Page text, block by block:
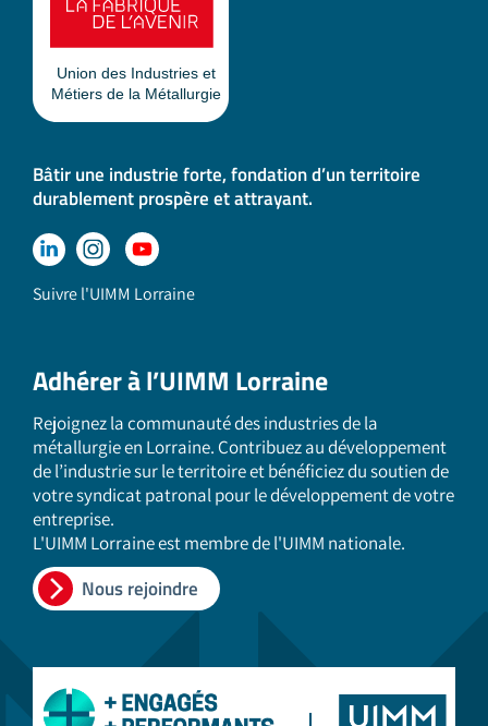
Bâtir une industrie forte, fondation d’un territoire
durablement prospère et attrayant.
Suivre l'UIMM Lorraine
Adhérer à l’UIMM Lorraine
Rejoignez la communauté des industries de la
métallurgie en Lorraine. Contribuez au développement
de l’industrie sur le territoire et bénéficiez du soutien de
votre syndicat patronal pour le développement de votre
entreprise.
L'UIMM Lorraine est membre de l'UIMM nationale.
Nous rejoindre